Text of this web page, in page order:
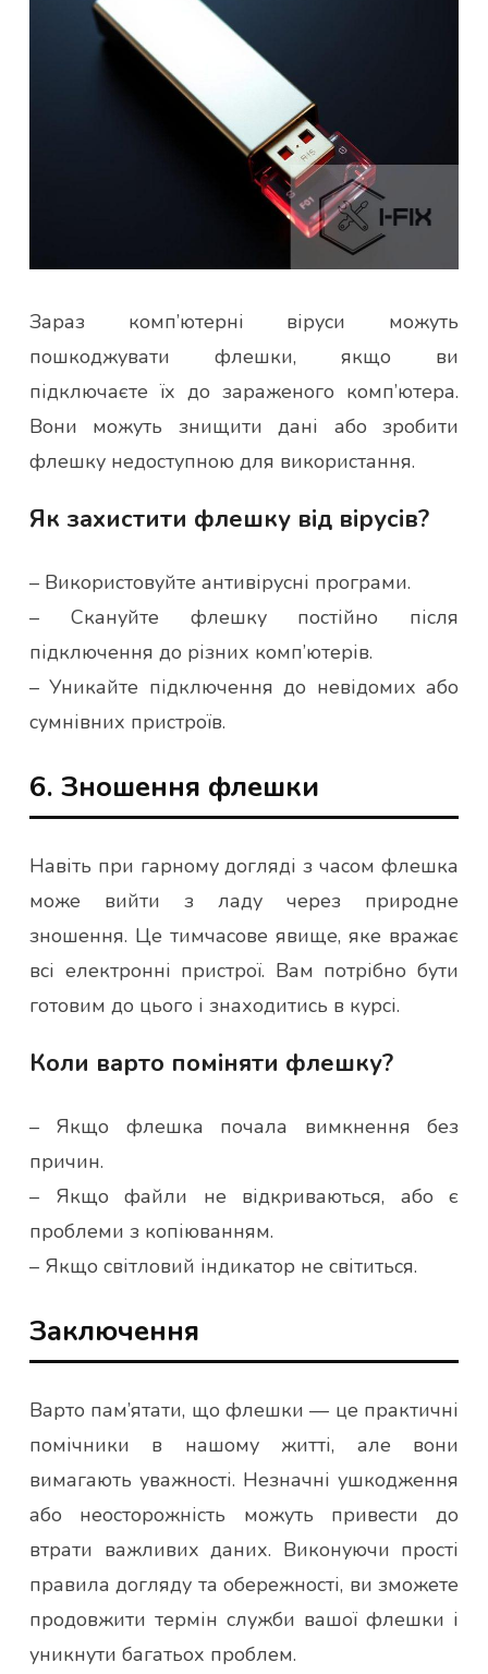
Зараз комп’ютерні віруси можуть
пошкоджувати флешки, якщо ви
підключаєте їх до зараженого комп’ютера.
Вони можуть знищити дані або зробити
флешку недоступною для використання.
Як захистити флешку від вірусів?
– Використовуйте антивірусні програми.
– Скануйте флешку постійно після
підключення до різних комп’ютерів.
– Уникайте підключення до невідомих або
сумнівних пристроїв.
6. Зношення флешки
Навіть при гарному догляді з часом флешка
може вийти з ладу через природне
зношення. Це тимчасове явище, яке вражає
всі електронні пристрої. Вам потрібно бути
готовим до цього і знаходитись в курсі.
Коли варто поміняти флешку?
– Якщо флешка почала вимкнення без
причин.
– Якщо файли не відкриваються, або є
проблеми з копіюванням.
– Якщо світловий індикатор не світиться.
Заключення
Варто пам’ятати, що флешки — це практичні
помічники в нашому житті, але вони
вимагають уважності. Незначні ушкодження
або неосторожність можуть привести до
втрати важливих даних. Виконуючи прості
правила догляду та обережності, ви зможете
продовжити термін служби вашої флешки і
уникнути багатьох проблем.